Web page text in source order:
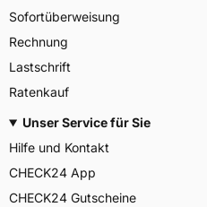
Sofortüberweisung
Rechnung
Lastschrift
Ratenkauf
Unser Service für Sie
Hilfe und Kontakt
CHECK24 App
CHECK24 Gutscheine